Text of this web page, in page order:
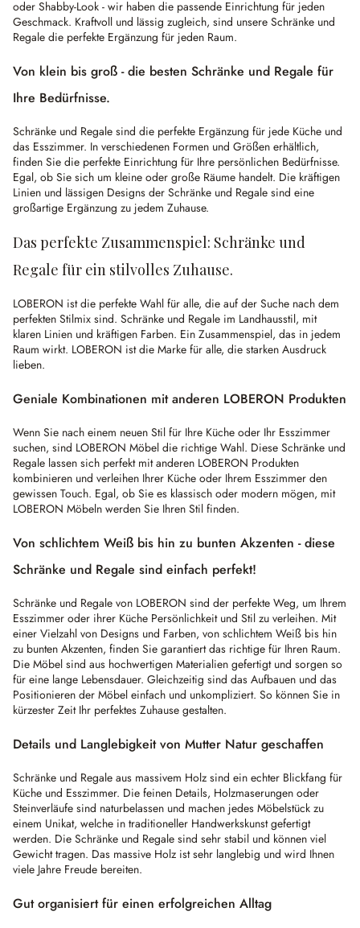
oder Shabby-Look - wir haben die passende Einrichtung für jeden
Geschmack. Kraftvoll und lässig zugleich, sind unsere Schränke und
Regale die perfekte Ergänzung für jeden Raum.
Von klein bis groß - die besten Schränke und Regale für
Ihre Bedürfnisse.
Schränke und Regale sind die perfekte Ergänzung für jede Küche und
das Esszimmer. In verschiedenen Formen und Größen erhältlich,
finden Sie die perfekte Einrichtung für Ihre persönlichen Bedürfnisse.
Egal, ob Sie sich um kleine oder große Räume handelt. Die kräftigen
Linien und lässigen Designs der Schränke und Regale sind eine
großartige Ergänzung zu jedem Zuhause.
Das perfekte Zusammenspiel: Schränke und
Regale für ein stilvolles Zuhause.
LOBERON ist die perfekte Wahl für alle, die auf der Suche nach dem
perfekten Stilmix sind. Schränke und Regale im Landhausstil, mit
klaren Linien und kräftigen Farben. Ein Zusammenspiel, das in jedem
Raum wirkt. LOBERON ist die Marke für alle, die starken Ausdruck
lieben.
Geniale Kombinationen mit anderen LOBERON Produkten
Wenn Sie nach einem neuen Stil für Ihre Küche oder Ihr Esszimmer
suchen, sind LOBERON Möbel die richtige Wahl. Diese Schränke und
Regale lassen sich perfekt mit anderen LOBERON Produkten
kombinieren und verleihen Ihrer Küche oder Ihrem Esszimmer den
gewissen Touch. Egal, ob Sie es klassisch oder modern mögen, mit
LOBERON Möbeln werden Sie Ihren Stil finden.
Von schlichtem Weiß bis hin zu bunten Akzenten - diese
Schränke und Regale sind einfach perfekt!
Schränke und Regale von LOBERON sind der perfekte Weg, um Ihrem
Esszimmer oder ihrer Küche Persönlichkeit und Stil zu verleihen. Mit
einer Vielzahl von Designs und Farben, von schlichtem Weiß bis hin
zu bunten Akzenten, finden Sie garantiert das richtige für Ihren Raum.
Die Möbel sind aus hochwertigen Materialien gefertigt und sorgen so
für eine lange Lebensdauer. Gleichzeitig sind das Aufbauen und das
Positionieren der Möbel einfach und unkompliziert. So können Sie in
kürzester Zeit Ihr perfektes Zuhause gestalten.
Details und Langlebigkeit von Mutter Natur geschaffen
Schränke und Regale aus massivem Holz sind ein echter Blickfang für
Küche und Esszimmer. Die feinen Details, Holzmaserungen oder
Steinverläufe sind naturbelassen und machen jedes Möbelstück zu
einem Unikat, welche in traditioneller Handwerkskunst gefertigt
werden. Die Schränke und Regale sind sehr stabil und können viel
Gewicht tragen. Das massive Holz ist sehr langlebig und wird Ihnen
viele Jahre Freude bereiten.
Gut organisiert für einen erfolgreichen Alltag